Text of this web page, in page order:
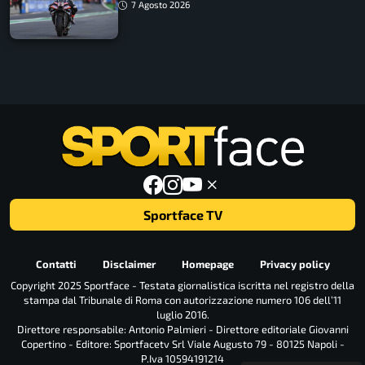
7 Agosto 2026
Sportface TV
Contatti Disclaimer Homepage
Privacy policy
Copyright 2025 Sportface - Testata giornalistica iscritta nel registro della
stampa dal Tribunale di Roma con autorizzazione numero 106 dell’11
luglio 2016.
Direttore responsabile: Antonio Palmieri - Direttore editoriale Giovanni
Copertino - Editore: Sportfacetv Srl Viale Augusto 79 - 80125 Napoli -
P.Iva 10594191214